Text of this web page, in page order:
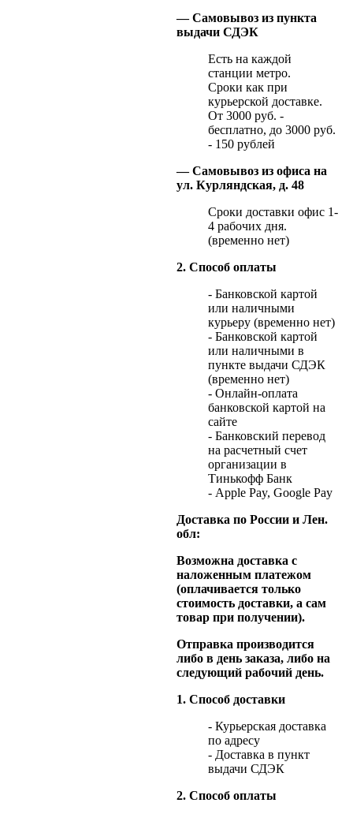
— Самовывоз из пункта
выдачи СДЭК
Есть на каждой
станции метро.
Сроки как при
курьерской доставке.
От 3000 руб. -
бесплатно, до 3000 руб.
- 150 рублей
— Самовывоз из офиса на
ул. Курляндская, д. 48
Сроки доставки офис 1-
4 рабочих дня.
(временно нет)
2. Способ оплаты
- Банковской картой
или наличными
курьеру (временно нет)
- Банковской картой
или наличными в
пункте выдачи СДЭК
(временно нет)
- Онлайн-оплата
банковской картой на
сайте
- Банковский перевод
на расчетный счет
организации в
Тинькофф Банк
- Apple Pay, Google Pay
Доставка по России и Лен.
обл:
Возможна доставка с
наложенным платежом
(оплачивается только
стоимость доставки, а сам
товар при получении).
Отправка производится
либо в день заказа, либо на
следующий рабочий день.
1. Способ доставки
- Курьерская доставка
по адресу
- Доставка в пункт
выдачи СДЭК
2. Способ оплаты